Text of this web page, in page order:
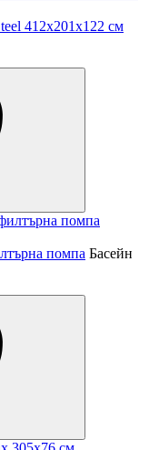
412x201x122 см
помпа Басейн